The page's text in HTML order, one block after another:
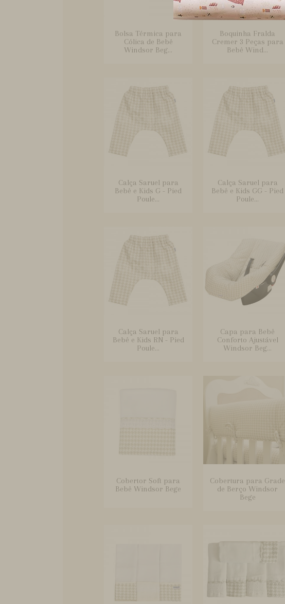
Bolsa Térmica para
Cólica de Bebê
Windsor Beg...
Boquinha Fralda
Cremer 3 Peças para
Bebê Wind...
Calça Saruel para
Bebê e Kids G - Pied
Poule...
Calça Saruel para
Bebê e Kids GG - Pied
Poule...
Calça Saruel para
Bebê e Kids RN - Pied
Poule...
Capa para Bebê
Conforto Ajustável
Windsor Beg...
Cobertor Soft para
Bebê Windsor Bege
Cobertura para Grade
de Berço Windsor
Bege